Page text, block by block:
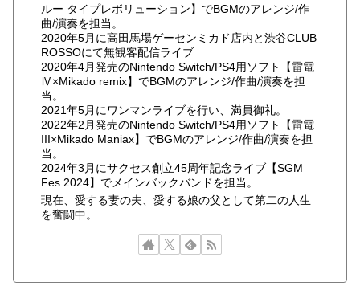
ルー タイプレボリューション】でBGMのアレンジ/作
曲/演奏を担当。
2020年5月に高田馬場ゲーセンミカド店内と渋谷CLUB
ROSSOにて無観客配信ライブ
2020年4月発売のNintendo Switch/PS4用ソフト【雷電
Ⅳ×Mikado remix】でBGMのアレンジ/作曲/演奏を担
当。
2021年5月にワンマンライブを行い、満員御礼。
2022年2月発売のNintendo Switch/PS4用ソフト【雷電
III×Mikado Maniax】でBGMのアレンジ/作曲/演奏を担
当。
2024年3月にサクセス創立45周年記念ライブ【SGM
Fes.2024】でメインバックバンドを担当。
現在、愛する妻の夫、愛する娘の父として第二の人生
を奮闘中。